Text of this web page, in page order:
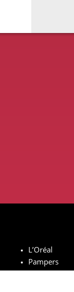
L’Oréal
Pampers